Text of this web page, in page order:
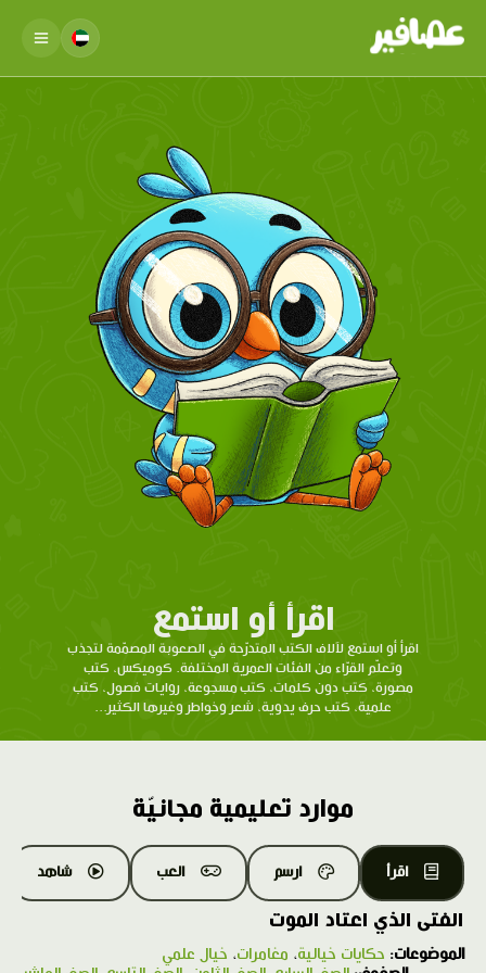
اقرأ أو استمع
اقرأ أو استمع لآلاف الكتب المتدرّحة في الصعوبة المصمّمة لتجذب
وتعلّم القرّاء من الفئات العمرية المختلفة. كوميكس، كتب
مصورة، كتب دون كلمات، كتب مسجوعة، روايات فصول، كتب
علمية، كتب حرف يدوية، شعر وخواطر وغيرها الكثير...
موارد تعليمية مجانيّة
اقرأ ارسم العب شاهد
الفتى الذي اعتاد الموت
الموضوعات: حكايات خيالية، مغامرات، خيال علمي